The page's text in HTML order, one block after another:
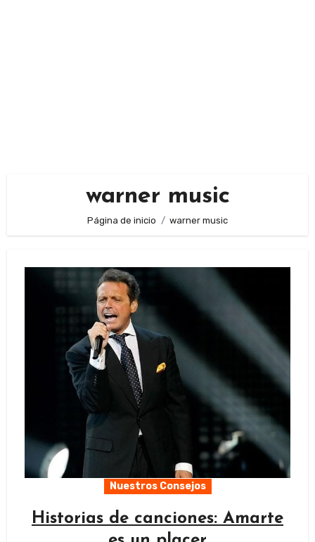
warner music
Página de inicio warner music
Nuestros Consejos
Historias de canciones: Amarte